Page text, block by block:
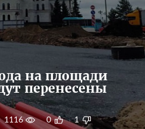
на площади
перенесены
1116 0 1